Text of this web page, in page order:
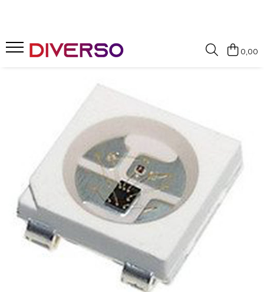
PMMA
MULTIMATERIAL
0,00